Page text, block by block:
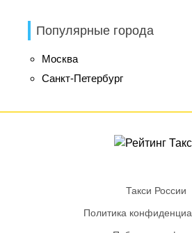
Популярные города
Москва
Санкт-Петербург
Такси России
Политика